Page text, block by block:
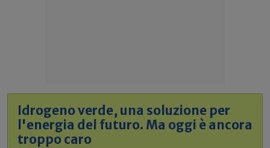
Idrogeno verde, una soluzione per
l'energia del futuro. Ma oggi è ancora
troppo caro